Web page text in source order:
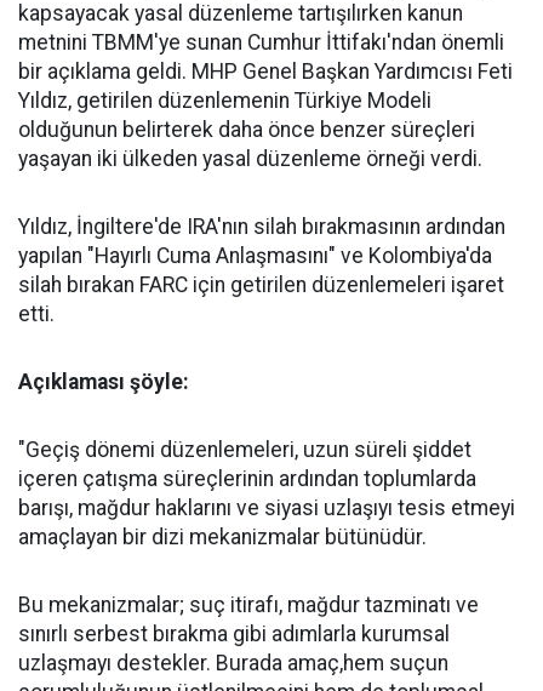
kapsayacak yasal düzenleme tartışılırken kanun
metnini TBMM'ye sunan Cumhur İttifakı'ndan önemli
bir açıklama geldi. MHP Genel Başkan Yardımcısı Feti
Yıldız, getirilen düzenlemenin Türkiye Modeli
olduğunun belirterek daha önce benzer süreçleri
yaşayan iki ülkeden yasal düzenleme örneği verdi.
Yıldız, İngiltere'de IRA'nın silah bırakmasının ardından
yapılan "Hayırlı Cuma Anlaşmasını" ve Kolombiya'da
silah bırakan FARC için getirilen düzenlemeleri işaret
etti.
Açıklaması şöyle:
"Geçiş dönemi düzenlemeleri, uzun süreli şiddet
içeren çatışma süreçlerinin ardından toplumlarda
barışı, mağdur haklarını ve siyasi uzlaşıyı tesis etmeyi
amaçlayan bir dizi mekanizmalar bütünüdür.
Bu mekanizmalar; suç itirafı, mağdur tazminatı ve
sınırlı serbest bırakma gibi adımlarla kurumsal
uzlaşmayı destekler. Burada amaç,hem suçun